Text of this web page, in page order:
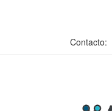
Contacto: